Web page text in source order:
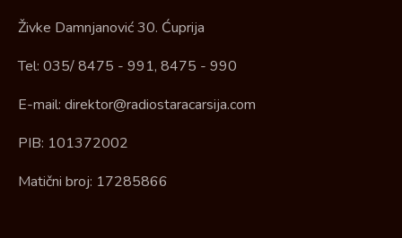
Živke Damnjanović 30. Ćuprija
Tel: 035/ 8475 - 991, 8475 - 990
E-mail: direktor@radiostaracarsija.com
PIB: 101372002
Matični broj: 17285866